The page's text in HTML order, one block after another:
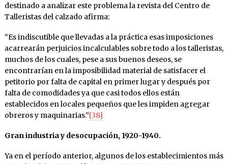
destinado a analizar este problema la revista del Centro de
Talleristas del calzado afirma:
“Es indiscutible que llevadas a la práctica esas imposiciones
acarrearán perjuicios incalculables sobre todo a los talleristas,
muchos de los cuales, pese a sus buenos deseos, se
encontrarían en la imposibilidad material de satisfacer el
petitorio por falta de capital en primer lugar y después por
falta de comodidades ya que casi todos ellos están
establecidos en locales pequeños que les impiden agregar
obreros y maquinarias.”[38]
Gran industria y desocupación, 1920-1940.
Ya en el período anterior, algunos de los establecimientos más